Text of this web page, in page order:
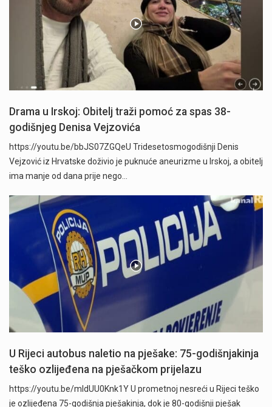
Drama u Irskoj: Obitelj traži pomoć za spas 38-
godišnjeg Denisa Vejzovića
https://youtu.be/bbJS07ZGQeU Tridesetosmogodišnji Denis
Vejzović iz Hrvatske doživio je puknuće aneurizme u Irskoj, a obitelj
ima manje od dana prije nego…
U Rijeci autobus naletio na pješake: 75-godišnjakinja
teško ozlijeđena na pješačkom prijelazu
https://youtu.be/mldUU0Knk1Y U prometnoj nesreći u Rijeci teško
je ozlijeđena 75-godišnja pješakinja, dok je 80-godišnji pješak